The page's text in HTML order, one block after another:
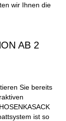
wir Ihnen die
AB 2
Sie bereits
ist so